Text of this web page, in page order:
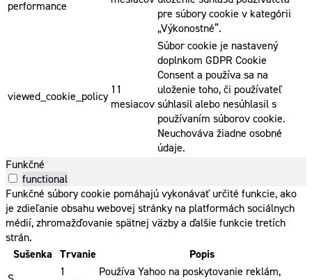
performance
pre súbory cookie v kategórii
„Výkonostné“.
viewed_cookie_policy 11
mesiacov
Súbor cookie je nastavený
doplnkom GDPR Cookie
Consent a používa sa na
uloženie toho, či používateľ
súhlasil alebo nesúhlasil s
používaním súborov cookie.
Neuchováva žiadne osobné
údaje.
Funkčné
functional
Funkčné súbory cookie pomáhajú vykonávať určité funkcie, ako
je zdieľanie obsahu webovej stránky na platformách sociálnych
médií, zhromažďovanie spätnej väzby a ďalšie funkcie tretích
strán.
Sušenka Trvanie
Popis
1
Používa Yahoo na poskytovanie reklám,